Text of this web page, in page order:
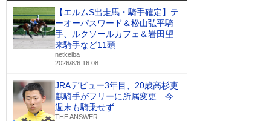
【エルムS出走馬・騎手確定】テ
ーオーパスワード＆松山弘平騎
手、ルクソールカフェ＆岩田望
来騎手など11頭
netkeiba
2026/8/6 16:08
JRAデビュー3年目、20歳高杉吏
麒騎手がフリーに所属変更 今
週末も騎乗せず
THE ANSWER